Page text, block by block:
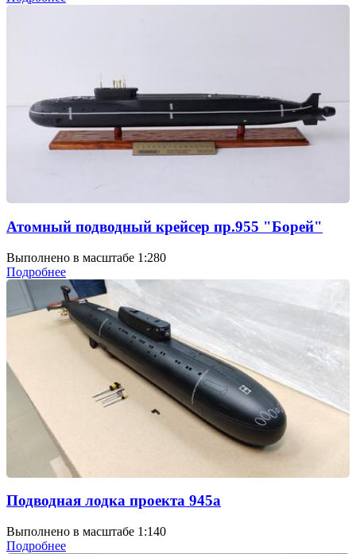
Атомный подводный крейсер пр.955 "Борей"
Выполнено в масштабе 1:280
Подробнее
Подводная лодка проекта 945а
Выполнено в масштабе 1:140
Подробнее